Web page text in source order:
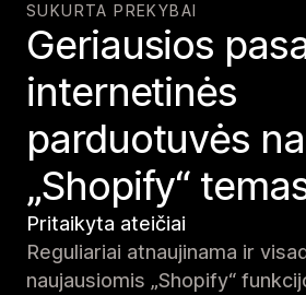
SUKURTA PREKYBAI
Geriausios
internetinės
parduotuvės
„Shopify“
Pritaikyta ateičiai
Reguliariai atnaujinama ir
naujausiomis „Shopify“